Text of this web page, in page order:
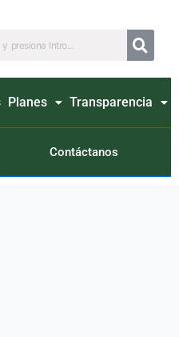
Planes Transparencia
Contáctanos